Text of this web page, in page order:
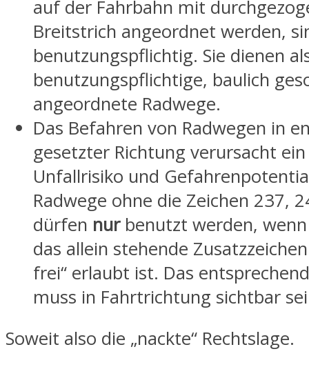
auf der Fahrbahn mit
Breitstrich angeordnet werden,
benutzungspflichtig. Sie dienen
benutzungspflichtige, baulich
angeordnete Radwege.
Das Befahren von Radwegen in
gesetzter Richtung verursacht
Unfallrisiko und
Radwege ohne die Zeichen 237,
dürfen nurbenutzt werden,
das allein stehende
frei“ erlaubt ist. Das
muss in Fahrtrichtung sichtbar
Soweit also die „nackte“ Rechtslage.